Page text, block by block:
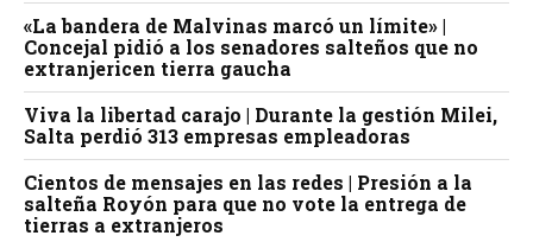
«La bandera de Malvinas marcó un límite» |
Concejal pidió a los senadores salteños que no
extranjericen tierra gaucha
Viva la libertad carajo | Durante la gestión Milei,
Salta perdió 313 empresas empleadoras
Cientos de mensajes en las redes | Presión a la
salteña Royón para que no vote la entrega de
tierras a extranjeros